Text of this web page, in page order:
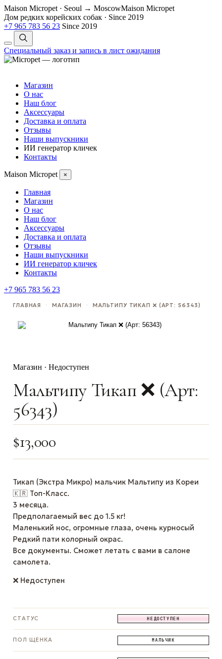
Maison Micropet · Seoul → MoscowMaison Micropet
Дом редких корейских собак · Since 2019
+7 965 783 56 23 Since 2019
Специальный заказ и запись в лист ожидания
Магазин
О нас
Наш блог
Аксессуары
Доставка и оплата
Отзывы
Наши выпускники
ИИ генератор кличек
Контакты
Maison Micropet ×
Главная
Магазин
О нас
Наш блог
Аксессуары
Доставка и оплата
Отзывы
Наши выпускники
ИИ генератор кличек
Контакты
+7 965 783 56 23
ГЛАВНАЯ · МАГАЗИН · МАЛЬТИПУ ТИКАП ❌ (АРТ: 56343)
Магазин · Недоступен
Мальтипу Тикап ❌ (Арт:
56343)
$13,000
Тикап (Экстра Микро) мальчик Мальтипу из Кореи
🇰🇷 Топ-Класс.
3 месяца.
Предполагаемый вес до 1.5 кг!
Маленький нос, огромные глаза, очень курносый
Редкий пати колорный окрас.
Все документы. Сможет летать с вами в салоне
самолета.
❌ Недоступен
СТАТУС НЕДОСТУПЕН
ПОЛ ЩЕНКА МАЛЬЧИК